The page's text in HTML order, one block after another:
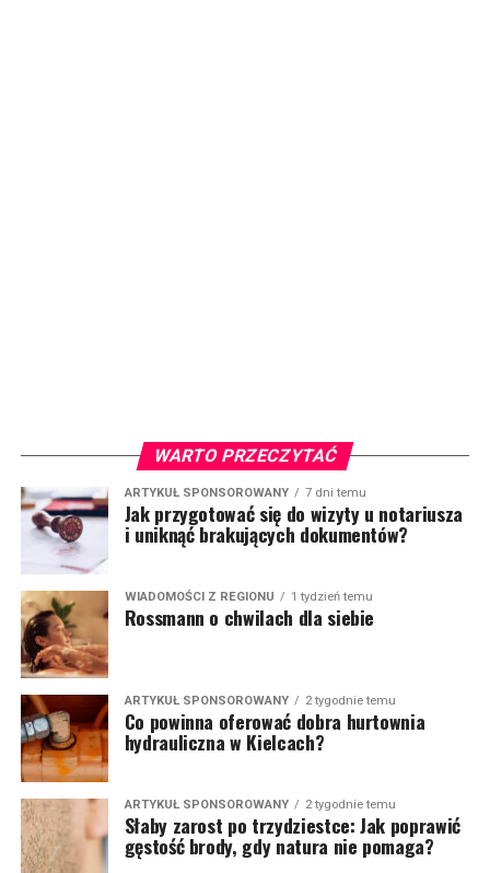
WARTO PRZECZYTAĆ
ARTYKUŁ SPONSOROWANY 7 dni temu
Jak przygotować się do wizyty u notariusza
i uniknąć brakujących dokumentów?
WIADOMOŚCI Z REGIONU 1 tydzień temu
Rossmann o chwilach dla siebie
ARTYKUŁ SPONSOROWANY 2 tygodnie temu
Co powinna oferować dobra hurtownia
hydrauliczna w Kielcach?
ARTYKUŁ SPONSOROWANY 2 tygodnie temu
Słaby zarost po trzydziestce: Jak poprawić
gęstość brody, gdy natura nie pomaga?